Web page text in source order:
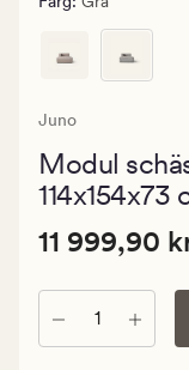
Juno
Modul
114x154x73
Pris
999,90
kr.
Ordinarie
Pris 11
11 999,90
Antal